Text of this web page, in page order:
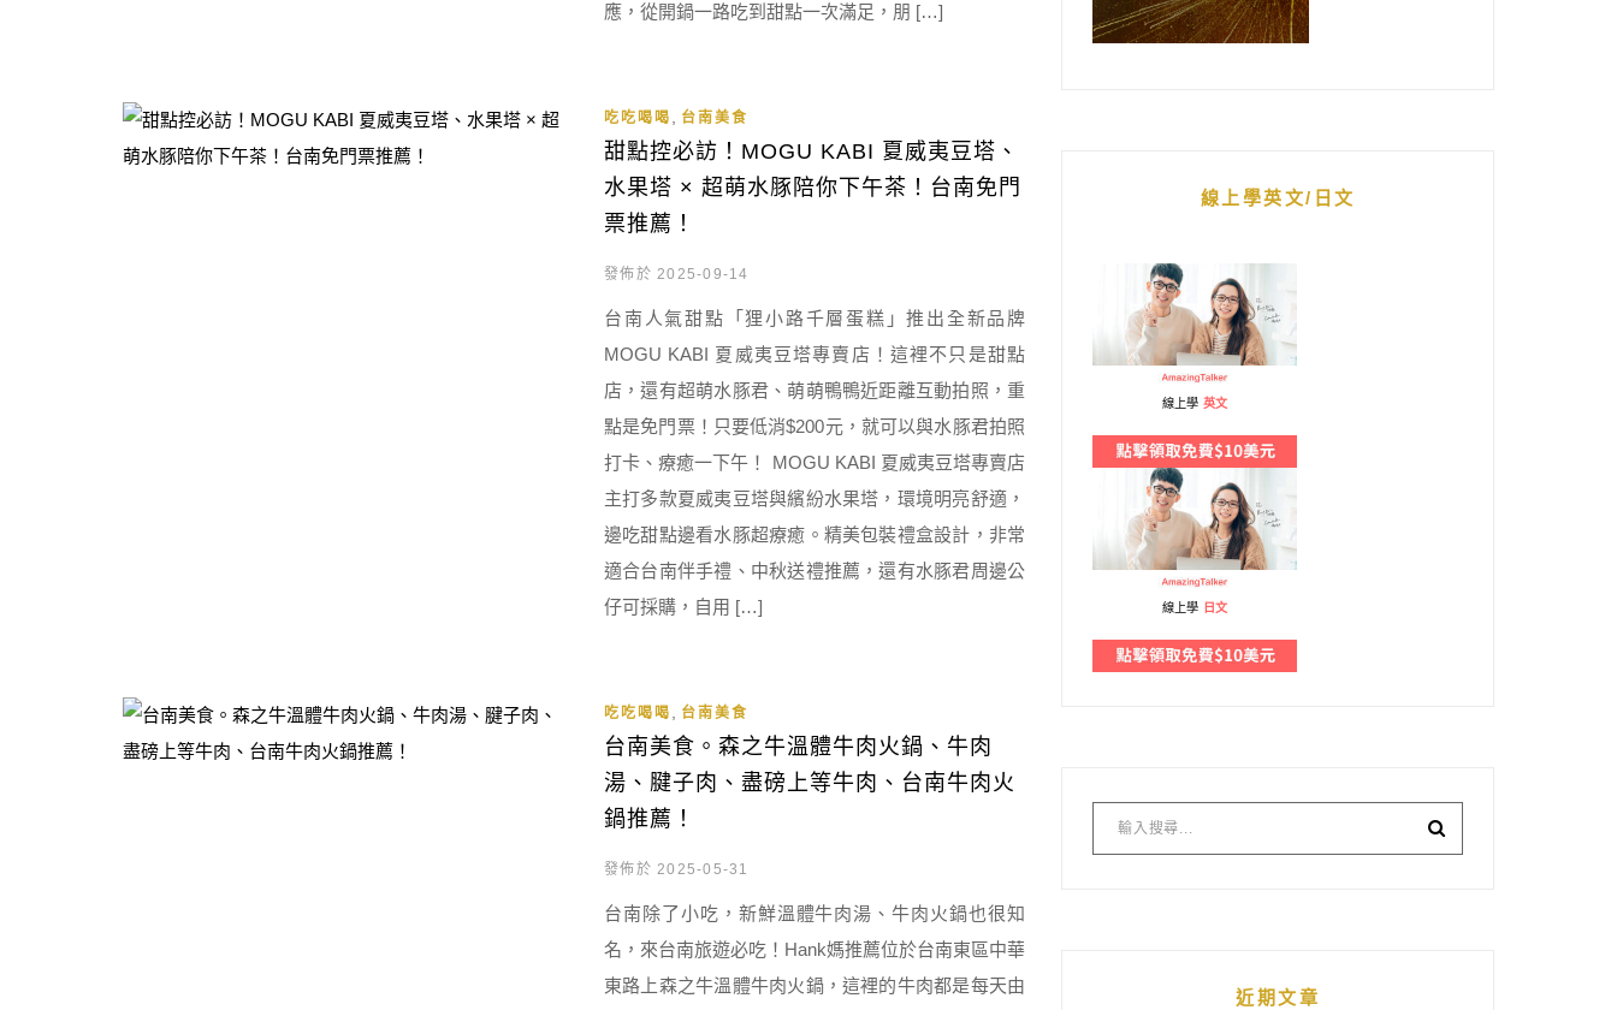
應，從開鍋一路吃到甜點一次滿足，朋 […]
吃吃喝喝 台南美食
甜點控必訪！MOGU KABI 夏威夷豆塔、
水果塔 × 超萌水豚陪你下午茶！台南免門
票推薦！
發佈於 2025-09-14
台南人氣甜點「狸小路千層蛋糕」推出全新品牌
MOGU KABI 夏威夷豆塔專賣店！這裡不只是甜點
店，還有超萌水豚君、萌萌鴨鴨近距離互動拍照，重
點是免門票！只要低消$200元，就可以與水豚君拍照
打卡、療癒一下午！ MOGU KABI 夏威夷豆塔專賣店
主打多款夏威夷豆塔與繽紛水果塔，環境明亮舒適，
邊吃甜點邊看水豚超療癒。精美包裝禮盒設計，非常
適合台南伴手禮、中秋送禮推薦，還有水豚君周邊公
仔可採購，自用 […]
吃吃喝喝 台南美食
台南美食。森之牛溫體牛肉火鍋、牛肉
湯、腱子肉、盡磅上等牛肉、台南牛肉火
鍋推薦！
發佈於 2025-05-31
台南除了小吃，新鮮溫體牛肉湯、牛肉火鍋也很知
名，來台南旅遊必吃！Hank媽推薦位於台南東區中華
東路上森之牛溫體牛肉火鍋，這裡的牛肉都是每天由
線上學英文/日文
線上學 英文
線上學 日文
近期文章